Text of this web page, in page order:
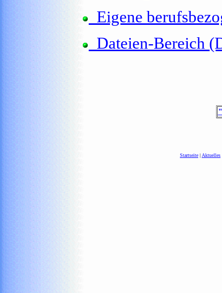
Eigene
Dateien-Bereich
Startseite | Aktuelles